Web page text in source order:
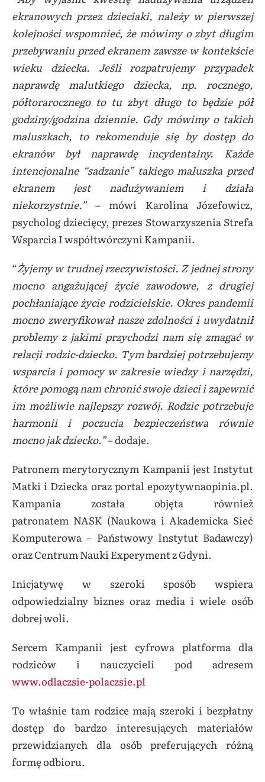
ekranowych przez dzieciaki, należy w pierwszej
kolejności wspomnieć, że mówimy o zbyt długim
przebywaniu przed ekranem zawsze w kontekście
wieku dziecka. Jeśli rozpatrujemy przypadek
naprawdę malutkiego dziecka, np. rocznego,
półtorarocznego to tu zbyt długo to będzie pół
godziny/godzina dziennie. Gdy mówimy o takich
maluszkach, to rekomenduje się by dostęp do
ekranów był naprawdę incydentalny. Każde
intencjonalne “sadzanie” takiego maluszka przed
ekranem jest nadużywaniem i działa
niekorzystnie.”– mówi Karolina Józefowicz,
psycholog dziecięcy, prezes Stowarzyszenia Strefa
Wsparcia I współtwórczyni Kampanii.
“Żyjemy w trudnej rzeczywistości. Z jednej strony
mocno angażującej życie zawodowe, z drugiej
pochłaniające życie rodzicielskie. Okres pandemii
mocno zweryfikował nasze zdolności i uwydatnił
problemy z jakimi przychodzi nam się zmagać w
relacji rodzic-dziecko. Tym bardziej potrzebujemy
wsparcia i pomocy w zakresie wiedzy i narzędzi,
które pomogą nam chronić swoje dzieci i zapewnić
im możliwie najlepszy rozwój. Rodzic potrzebuje
harmonii i poczucia bezpieczeństwa równie
mocno jak dziecko.”– dodaje.
Patronem merytorycznym Kampanii jestInstytut
Matki i Dziecka oraz portal epozytywnaopinia.pl.
Kampania została objęta również
patronatem NASK (Naukowa i Akademicka Sieć
Komputerowa – Państwowy Instytut Badawczy)
oraz Centrum Nauki Experyment z Gdyni.
Inicjatywę w szeroki sposób wspiera
odpowiedzialny biznes oraz media i wiele osób
dobrej woli.
Sercem Kampanii jest cyfrowa platforma dla
rodziców i nauczycieli pod adresem
www.odlaczsie-polaczsie.pl
To właśnie tam rodzice mają szeroki i bezpłatny
dostęp do bardzo interesujących materiałów
przewidzianych dla osób preferujących różną
formę odbioru.